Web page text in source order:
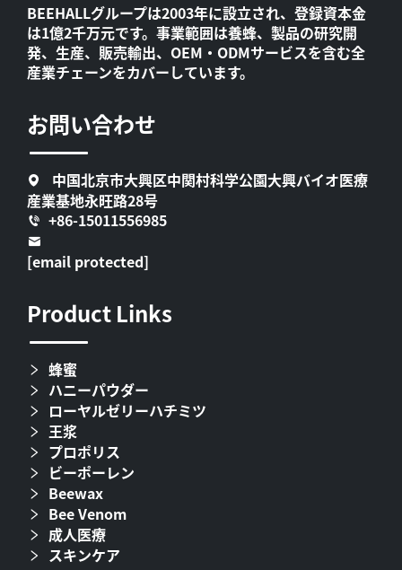
BEEHALLグループは2003年に設立され、登録資本金
は1億2千万元です。事業範囲は養蜂、製品の研究開
発、生産、販売輸出、OEM・ODMサービスを含む全
産業チェーンをカバーしています。
お問い合わせ
中国北京市大興区中関村科学公園大興バイオ医療
産業基地永旺路28号
+86-15011556985
[email protected]
Product Links
蜂蜜
ハニーパウダー
ローヤルゼリーハチミツ
王浆
プロポリス
ビーポーレン
Beewax
Bee Venom
成人医療
スキンケア